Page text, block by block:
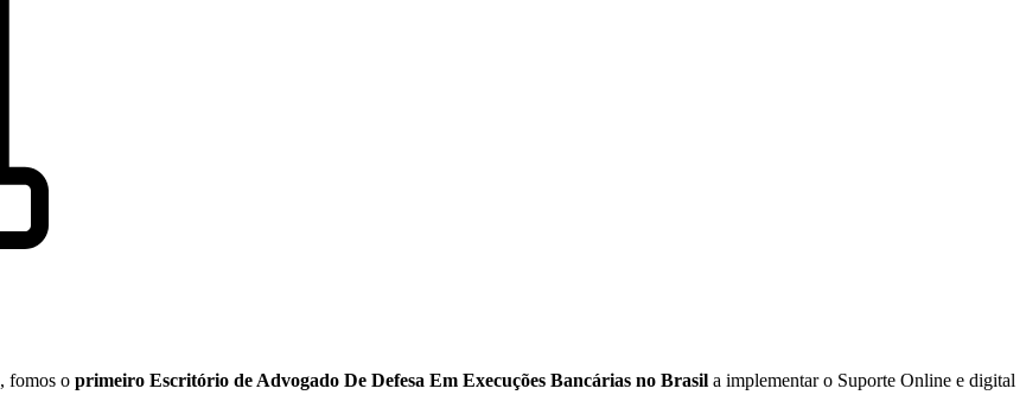
, fomos o primeiro Escritório de Advogado De Defesa Em Execuções Bancárias no Brasil a implementar o Suporte Online e digital